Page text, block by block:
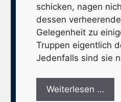
schicken, nagen
dessen
Gelegenheit zu
Truppen eigentlich
Jedenfalls sind sie
Weiterlesen …